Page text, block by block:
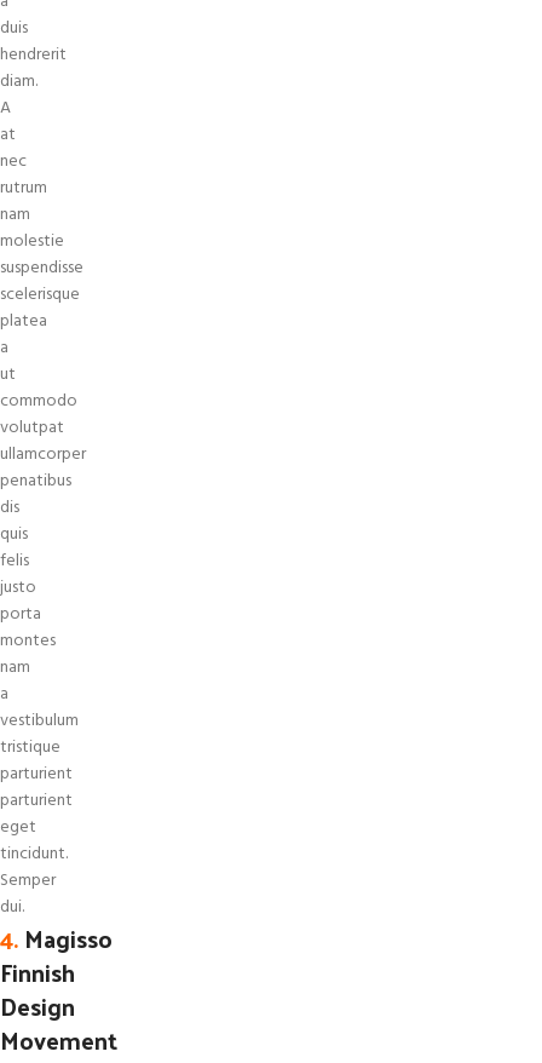
duis
hendrerit
diam.
A
at
nec
rutrum
nam
molestie
suspendisse
scelerisque
platea
a
ut
commodo
volutpat
ullamcorper
penatibus
dis
quis
felis
justo
porta
montes
nam
a
vestibulum
tristique
parturient
parturient
eget
tincidunt.
Semper
dui.
4.Magisso
Finnish
Design
Movement